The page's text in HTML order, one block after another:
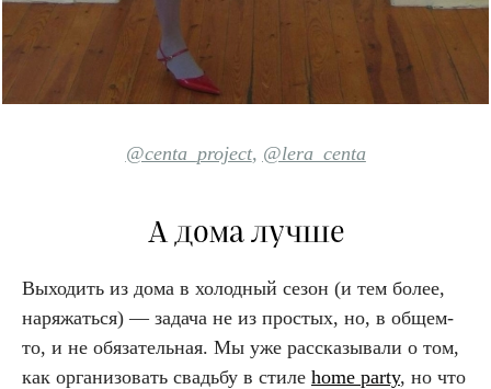
@centa_project, @lera_centa
А дома лучше
Выходить из дома в холодный сезон (и тем более,
наряжаться) — задача не из простых, но, в общем-
то, и не обязательная. Мы уже рассказывали о том,
как организовать свадьбу в стиле home party, но что